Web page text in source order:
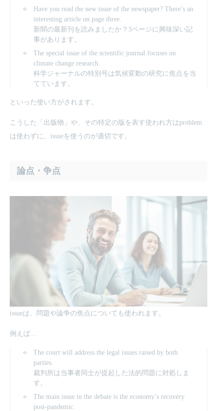
Have you read the new issue of the newspaper? There’s an
interesting article on page three.
新聞の最新刊を読みましたか？3ページに興味深い記
事があります。
The special issue of the scientific journal focuses on
climate change research.
科学ジャーナルの特別号は気候変動の研究に焦点を当
てています。
といった使い方がされます。
こうした「出版物」や、その特定の版を表す使われ方はproblem
は使わずに、issueを使うのが適切です。
論点・争点
issueは、問題や論争の焦点についても使われます。
例えば…
The court will address the legal issues raised by both
parties.
裁判所は当事者同士が提起した法的問題に対処しま
す。
The main issue in the debate is the economy’s recovery
post-pandemic.